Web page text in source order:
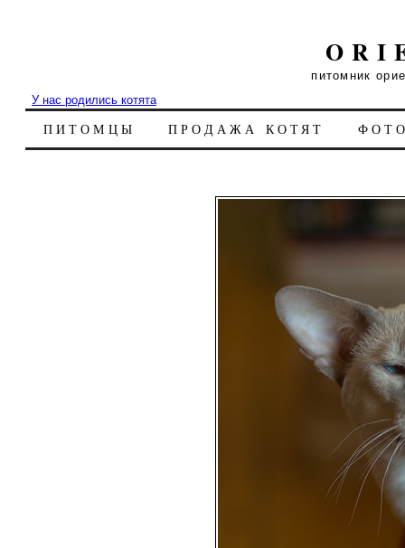
питомник
У нас родились котята
ПИТОМЦЫ ПРОДАЖА КОТЯТ